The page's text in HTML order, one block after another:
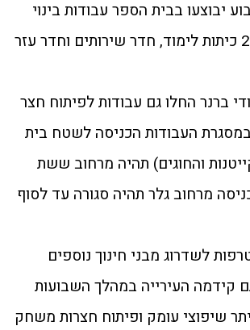
יבוצעו בבית הספר עבודות בינוי
הכוללות תוספת 2 כיתות לימוד, חדר שירותים וחדר עזר
ברנר החלו גם עבודות לפיתוח חצר
העבודות הכניסה לשטח בית
והחוגים) תהיה מרחוב ששת
מרחוב גלר תהיה סגורה עד לסוף
לשדרוג מבני חינוך נוספים
קידמה העירייה במהלך השבועות
שיפוצי עומק ופיתוח חצרות משחק